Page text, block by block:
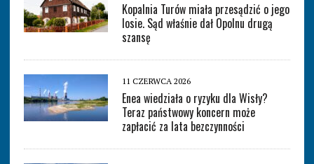
Kopalnia Turów miała przesądzić o jego
losie. Sąd właśnie dał Opolnu drugą
szansę
11 CZERWCA 2026
Enea wiedziała o ryzyku dla Wisły?
Teraz państwowy koncern może
zapłacić za lata bezczynności